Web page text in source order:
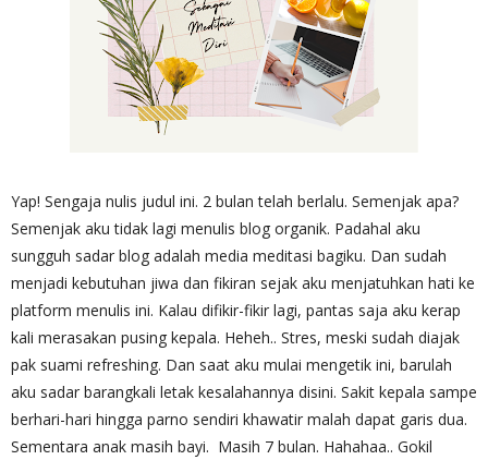
Yap! Sengaja nulis judul ini. 2 bulan telah berlalu. Semenjak apa?
Semenjak aku tidak lagi menulis blog organik. Padahal aku
sungguh sadar blog adalah media meditasi bagiku. Dan sudah
menjadi kebutuhan jiwa dan fikiran sejak aku menjatuhkan hati ke
platform menulis ini. Kalau difikir-fikir lagi, pantas saja aku kerap
kali merasakan pusing kepala. Heheh.. Stres, meski sudah diajak
pak suami refreshing. Dan saat aku mulai mengetik ini, barulah
aku sadar barangkali letak kesalahannya disini. Sakit kepala sampe
berhari-hari hingga parno sendiri khawatir malah dapat garis dua.
Sementara anak masih bayi. Masih 7 bulan. Hahahaa.. Gokil